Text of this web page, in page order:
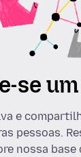
se
e
pessoas.
nossa base